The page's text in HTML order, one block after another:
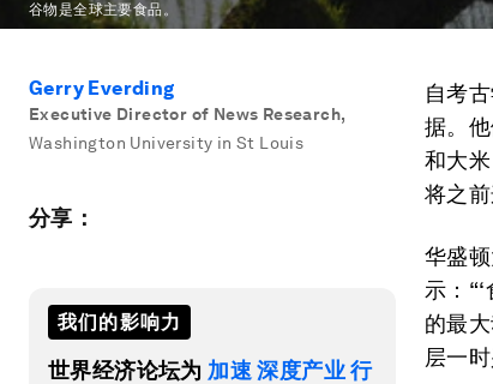
谷物是全球主要食品。
Gerry Everding
Executive Director of News Research,
Washington University in St Louis
分享：
我们的影响力
世界经济论坛为 加速 深度产业 行
自考
据。
和大
将之
华盛
示：
的最
层一